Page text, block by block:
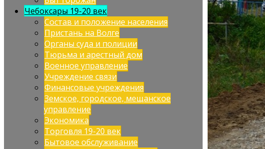
Чебоксары 19-20 век
Состав и положение населения
Пристань на Волге
Органы суда и полиции
Тюрьма и арестный дом
Военное управление
Учреждение связи
Финансовые учреждения
Земское, городское, мещанское
управление
Экономика
Торговля 19-20 век
Бытовое обслуживание